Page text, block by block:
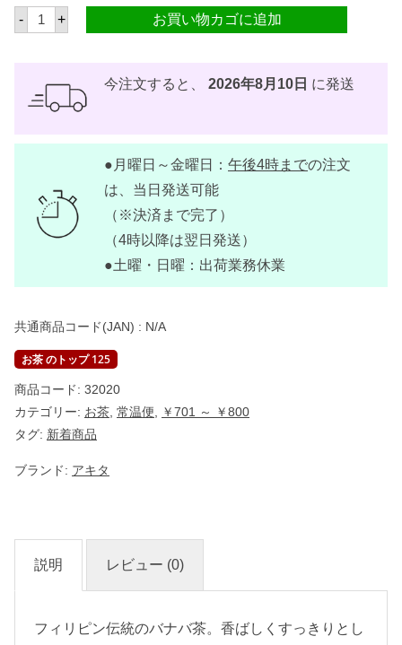
- ア
キ
茶
g
+ お買い物カゴに追加
今注文すると、 2026年8月10日 に発送
●月曜日～金曜日： 午後4時までの注文
は、当日発送可能
（※決済まで完了）
（4時以降は翌日発送）
●土曜・日曜：出荷業務休業
共通商品コード(JAN) : N/A
お茶 のトップ 125
商品コード: 32020
カテゴリー: お茶 常温便
￥701 ～ ￥800
タグ: 新着商品
ブランド: アキタ
説明 レビュー (0)
フィリピン伝統のバナバ茶。香ばしくすっきりとし